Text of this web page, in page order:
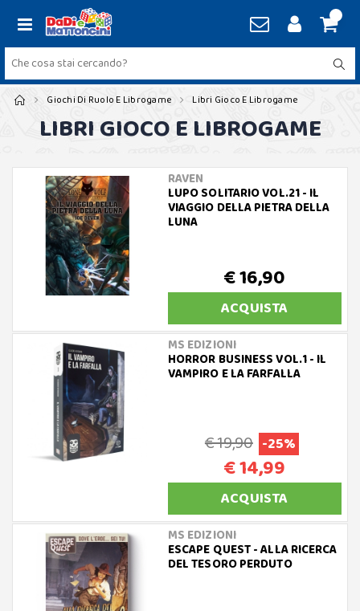
Giochi Di Ruolo E Librogame Libri Gioco E Librogame
LIBRI GIOCO E LIBROGAME
RAVEN
LUPO SOLITARIO VOL.21 - IL
VIAGGIO DELLA PIETRA DELLA
LUNA
€ 16,90
ACQUISTA
MS EDIZIONI
HORROR BUSINESS VOL.1 - IL
VAMPIRO E LA FARFALLA
€ 19,90 -25%
€ 14,99
ACQUISTA
MS EDIZIONI
ESCAPE QUEST - ALLA RICERCA
DEL TESORO PERDUTO